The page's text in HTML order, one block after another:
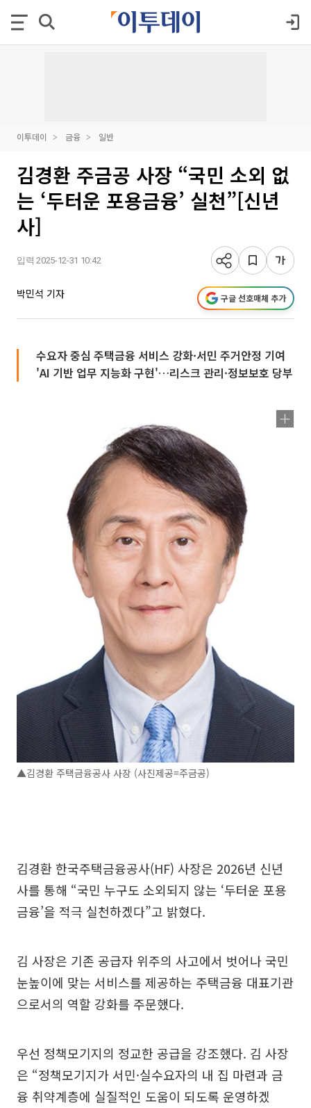
이투데이 금융 일반
김경환 주금공 사장 “국민 소외 없
는 ‘두터운 포용금융’ 실천”[신년
사]
입력 2025-12-31 10:42
박민석 기자 구글 선호매체 추가
수요자 중심 주택금융 서비스 강화·서민 주거안정 기여
'AI 기반 업무 지능화 구현'…리스크 관리·정보보호 당부
▲김경환 주택금융공사 사장 (사진제공=주금공)
김경환 한국주택금융공사(HF) 사장은 2026년 신년
사를 통해 “국민 누구도 소외되지 않는 ‘두터운 포용
금융’을 적극 실천하겠다”고 밝혔다.
김 사장은 기존 공급자 위주의 사고에서 벗어나 국민
눈높이에 맞는 서비스를 제공하는 주택금융 대표기관
으로서의 역할 강화를 주문했다.
우선 정책모기지의 정교한 공급을 강조했다. 김 사장
은 “정책모기지가 서민·실수요자의 내 집 마련과 금
융 취약계층에 실질적인 도움이 되도록 운영하겠